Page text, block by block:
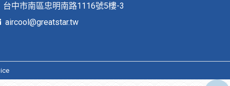
台中市南區忠明南路1116號5樓-3
aircool@greatstar.tw